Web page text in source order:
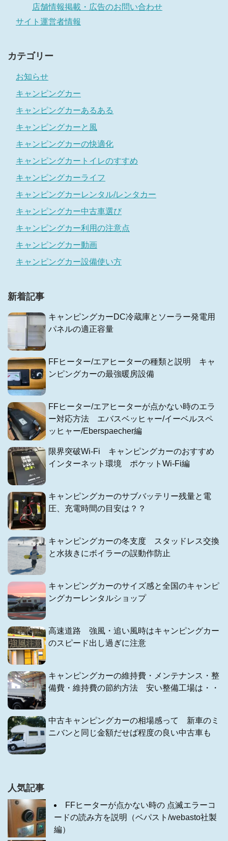
店舗情報掲載・広告のお問い合わせ
サイト運営者情報
カテゴリー
お知らせ
キャンピングカー
キャンピングカーあるある
キャンピングカーと風
キャンピングカーの快適化
キャンピングカートイレのすすめ
キャンピングカーライフ
キャンピングカーレンタル/レンタカー
キャンピングカー中古車選び
キャンピングカー利用の注意点
キャンピングカー動画
キャンピングカー設備使い方
新着記事
キャンピングカーDC冷蔵庫とソーラー発電用
パネルの適正容量
FFヒーター/エアヒーターの種類と説明 キャ
ンピングカーの最強暖房設備
FFヒーター/エアヒーターが点かない時のエラ
ー対応方法 エバスベッヒャー/イーベルスペ
ッヒャー/Eberspaecher編
限界突破Wi-Fi キャンピングカーのおすすめ
インターネット環境 ポケットWi-Fi編
キャンピングカーのサブバッテリー残量と電
圧、充電時間の目安は？？
キャンピングカーの冬支度 スタッドレス交換
と水抜きにボイラーの誤動作防止
キャンピングカーのサイズ感と全国のキャンピ
ングカーレンタルショップ
高速道路 強風・追い風時はキャンピングカー
のスピード出し過ぎに注意
キャンピングカーの維持費・メンテナンス・整
備費・維持費の節約方法 安い整備工場は・・
中古キャンピングカーの相場感って 新車のミ
ニバンと同じ金額だせば程度の良い中古車も
人気記事
FFヒーターが点かない時の 点滅エラーコ
ードの読み方を説明（ベパスト/webasto社製
編）